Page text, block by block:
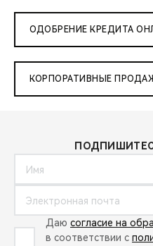
ОДОБРЕНИЕ КРЕДИТА
КОРПОРАТИВНЫЕ
Даю согласие на
в соответствии с